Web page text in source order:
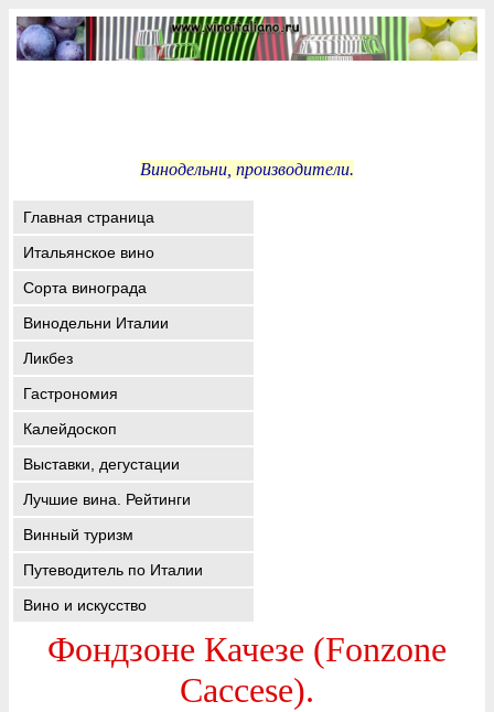
Винодельни, производители.
Главная страница
Итальянское вино
Сорта винограда
Винодельни Италии
Ликбез
Гастрономия
Калейдоскоп
Выставки, дегустации
Лучшие вина. Рейтинги
Винный туризм
Путеводитель по Италии
Вино и искусство
Фондзоне Качезе (Fonzone
Caccese).